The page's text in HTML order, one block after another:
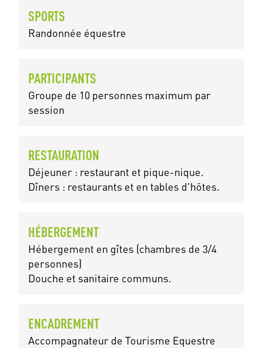
SPORTS
Randonnée équestre
PARTICIPANTS
Groupe de 10 personnes maximum par
session
RESTAURATION
Déjeuner : restaurant et pique-nique.
Dîners : restaurants et en tables d'hôtes.
HÉBERGEMENT
Hébergement en gîtes (chambres de 3/4
personnes)
Douche et sanitaire communs.
ENCADREMENT
Accompagnateur de Tourisme Equestre